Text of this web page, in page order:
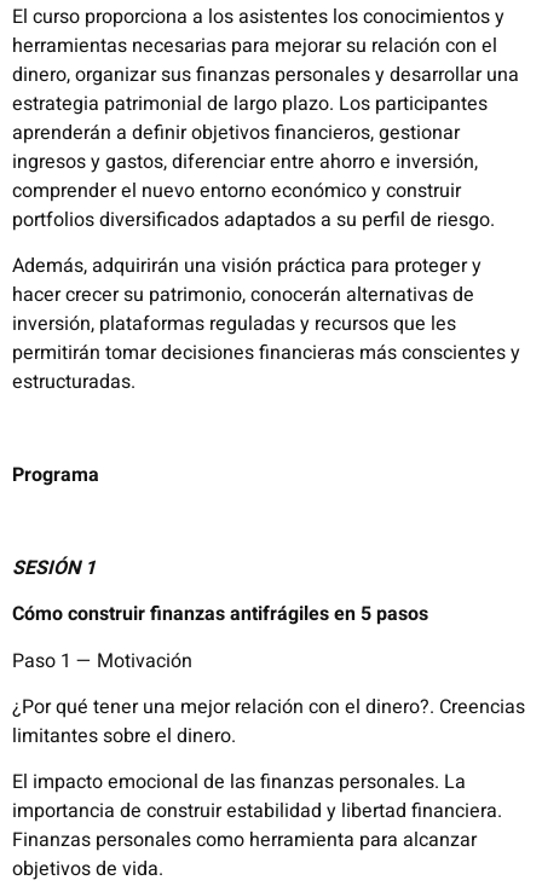
El curso proporciona a los asistentes los conocimientos y
herramientas necesarias para mejorar su relación con el
dinero, organizar sus finanzas personales y desarrollar una
estrategia patrimonial de largo plazo. Los participantes
aprenderán a definir objetivos financieros, gestionar
ingresos y gastos, diferenciar entre ahorro e inversión,
comprender el nuevo entorno económico y construir
portfolios diversificados adaptados a su perfil de riesgo.
Además, adquirirán una visión práctica para proteger y
hacer crecer su patrimonio, conocerán alternativas de
inversión, plataformas reguladas y recursos que les
permitirán tomar decisiones financieras más conscientes y
estructuradas.
Programa
SESIÓN 1
Cómo construir finanzas antifrágiles en 5 pasos
Paso 1 — Motivación
¿Por qué tener una mejor relación con el dinero?. Creencias
limitantes sobre el dinero.
El impacto emocional de las finanzas personales. La
importancia de construir estabilidad y libertad financiera.
Finanzas personales como herramienta para alcanzar
objetivos de vida.